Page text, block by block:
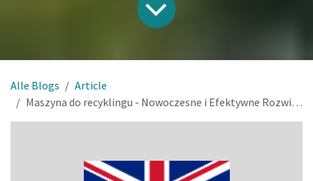
Alle Blogs
Article
Maszyna do recyklingu - Nowoczesne i Efektywne Rozwiązania